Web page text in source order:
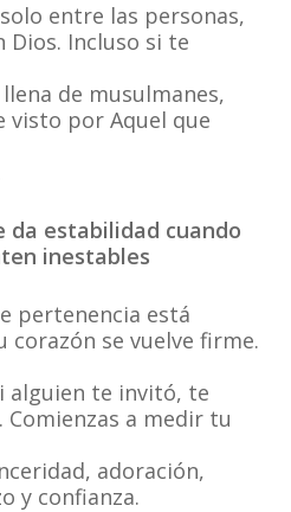
entre las personas,
Dios. Incluso si te
de musulmanes,
visto por Aquel que
da estabilidad cuando
inestables
pertenencia está
corazón se vuelve firme.
alguien te invitó, te
a medir tu
adoración,
y confianza.